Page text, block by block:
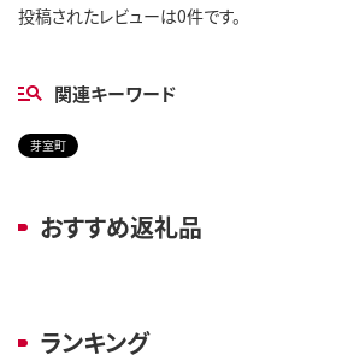
投稿されたレビューは0件です。
関連キーワード
芽室町
おすすめ返礼品
ランキング